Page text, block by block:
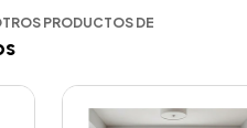
PRODUCTOS DE